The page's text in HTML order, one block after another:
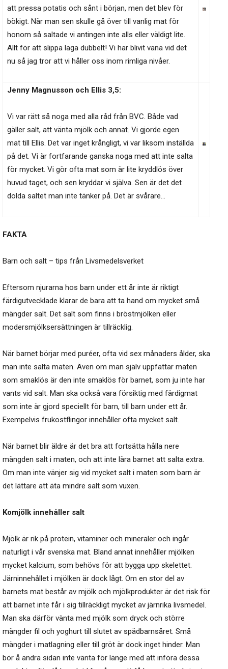
att pressa potatis och sånt i början, men det blev för
bökigt. När man sen skulle gå över till vanlig mat för
honom så saltade vi antingen inte alls eller väldigt lite.
Allt för att slippa laga dubbelt! Vi har blivit vana vid det
nu så jag tror att vi håller oss inom rimliga nivåer.
Jenny Magnusson och Ellis 3,5:
Vi var rätt så noga med alla råd från BVC. Både vad
gäller salt, att vänta mjölk och annat. Vi gjorde egen
mat till Ellis. Det var inget krångligt, vi var liksom inställda
på det. Vi är fortfarande ganska noga med att inte salta
för mycket. Vi gör ofta mat som är lite kryddlös över
huvud taget, och sen kryddar vi själva. Sen är det det
dolda saltet man inte tänker på. Det är svårare…
FAKTA
Barn och salt – tips från Livsmedelsverket
Eftersom njurarna hos barn under ett år inte är riktigt
färdigutvecklade klarar de bara att ta hand om mycket små
mängder salt. Det salt som finns i bröstmjölken eller
modersmjölksersättningen är tillräcklig.
När barnet börjar med puréer, ofta vid sex månaders ålder, ska
man inte salta maten. Även om man själv uppfattar maten
som smaklös är den inte smaklös för barnet, som ju inte har
vants vid salt. Man ska också vara försiktig med färdigmat
som inte är gjord speciellt för barn, till barn under ett år.
Exempelvis frukostflingor innehåller ofta mycket salt.
När barnet blir äldre är det bra att fortsätta hålla nere
mängden salt i maten, och att inte lära barnet att salta extra.
Om man inte vänjer sig vid mycket salt i maten som barn är
det lättare att äta mindre salt som vuxen.
Komjölk innehåller salt
Mjölk är rik på protein, vitaminer och mineraler och ingår
naturligt i vår svenska mat. Bland annat innehåller mjölken
mycket kalcium, som behövs för att bygga upp skelettet.
Järninnehållet i mjölken är dock lågt. Om en stor del av
barnets mat består av mjölk och mjölkprodukter är det risk för
att barnet inte får i sig tillräckligt mycket av järnrika livsmedel.
Man ska därför vänta med mjölk som dryck och större
mängder fil och yoghurt till slutet av spädbarnsåret. Små
mängder i matlagning eller till gröt är dock inget hinder. Man
bör å andra sidan inte vänta för länge med att införa dessa